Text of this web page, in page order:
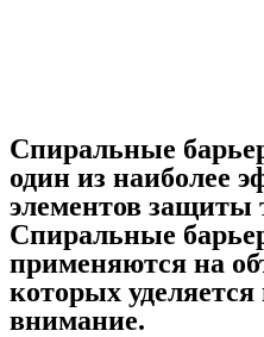
Спиральные
один из наиболее
элементов защиты
Спиральные
применяются на
которых
внимание.